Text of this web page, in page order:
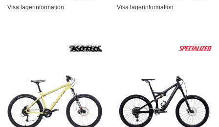
Visa lagerinformation Visa lagerinformation